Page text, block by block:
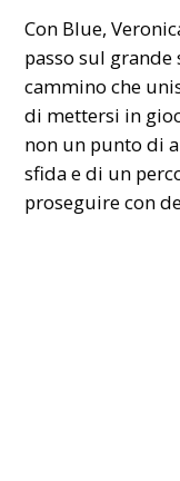
Con Blue,
passo sul
cammino che
di mettersi in
non un punto di
sfida e di un
proseguire con